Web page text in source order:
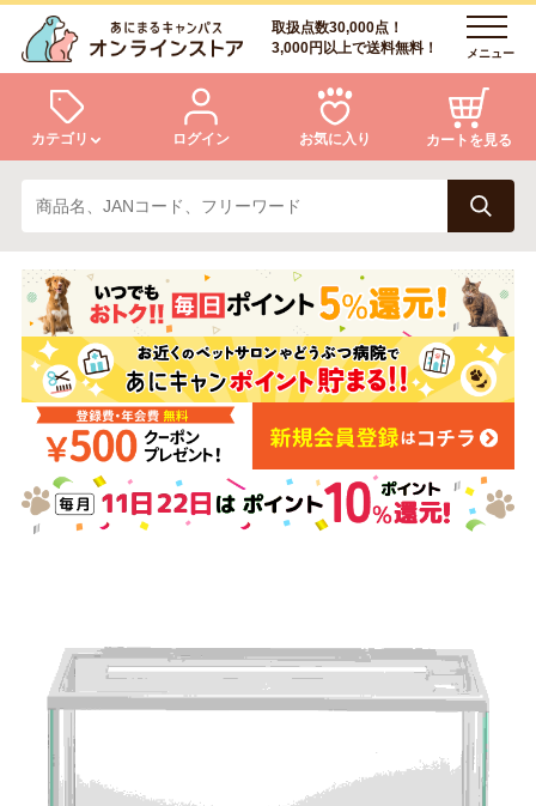
取扱点数30,000点！
3,000円以上で送料無料！
メニュー
カテゴリ
犬 猫
小動物・鳥 アクア・爬虫類・昆虫
ドッグフード キャットフード
美容・ケア用品 服・おさんぽ用品
トリマーグッズ シニアサポート
ログイン お気に入り カートを見る
ログイン
会員登録
あにまるキャンパスについて
アフターサービス
商品リクエスト